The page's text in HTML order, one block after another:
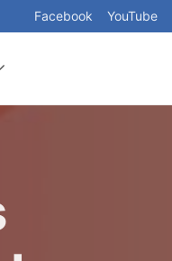
Facebook YouTube